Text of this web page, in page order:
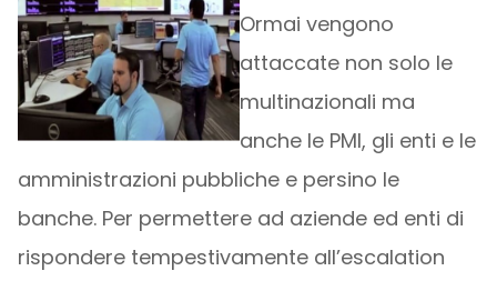
Ormai vengono
attaccate non solo le
multinazionali ma
anche le PMI, gli enti e le
amministrazioni pubbliche e persino le
banche. Per permettere ad aziende ed enti di
rispondere tempestivamente all’escalation